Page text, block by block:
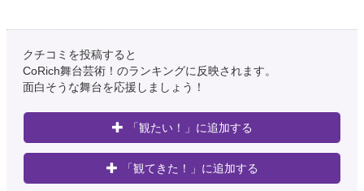
クチコミを投稿すると
CoRich舞台芸術！のランキングに反映されます。
面白そうな舞台を応援しましょう！
「観たい！」に追加する
「観てきた！」に追加する